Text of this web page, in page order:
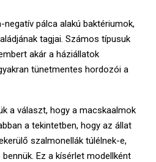
negatív pálca alakú baktériumok,
tagjai. Számos típusuk
akár a háziállatok
tünetmentes hordozói a
a választ, hogy a macskaalmok
a tekintetben, hogy az állat
szalmonellák túlélnek-e,
Ez a kísérlet modellként